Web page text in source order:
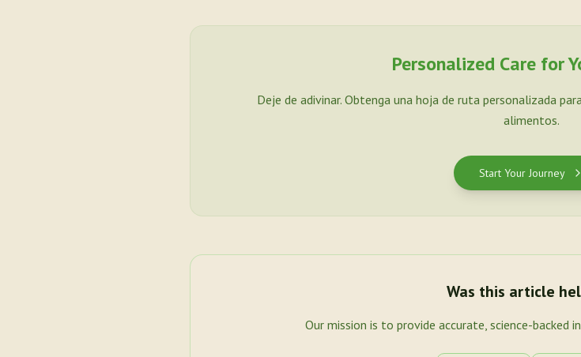
Personalized Care for
Deje de adivinar. Obtenga una hoja de ruta personalizada
alimentos.
Start Your Journey
Was this article
Our mission is to provide accurate, science-backed